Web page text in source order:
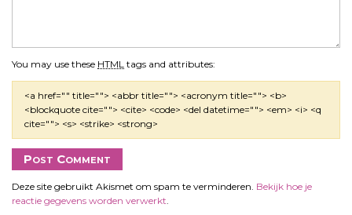
You may use these HTML tags and attributes:
<a href="" title=""> <abbr title=""> <acronym title=""> <b>
<blockquote cite=""> <cite> <code> <del datetime=""> <em> <i> <q
cite=""> <s> <strike> <strong>
Deze site gebruikt Akismet om spam te verminderen. Bekijk hoe je
reactie gegevens worden verwerkt